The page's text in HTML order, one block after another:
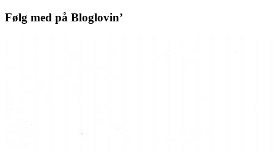
Følg med på Bloglovin’